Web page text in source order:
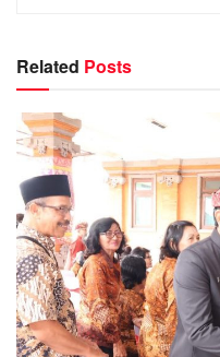
Related Posts